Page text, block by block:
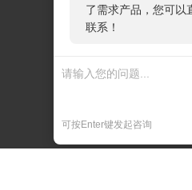
了需求产品，您可以
联系！
可按Enter键发起咨询